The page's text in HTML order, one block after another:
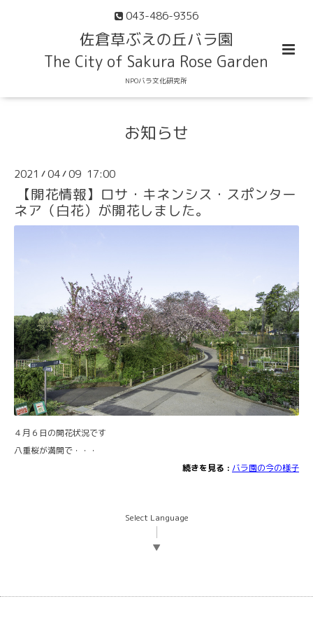
043-486-9356
佐倉草ぶえの丘バラ園
The City of Sakura Rose Garden
NPOバラ文化研究所
お知らせ
2021 /04/09 17:00
【開花情報】ロサ・キネンシス・スポンター
ネア（白花）が開花しました。
４月６日の開花状況です
八重桜が満開で・・・
続きを見る : バラ園の今の様子
Select Language
▼